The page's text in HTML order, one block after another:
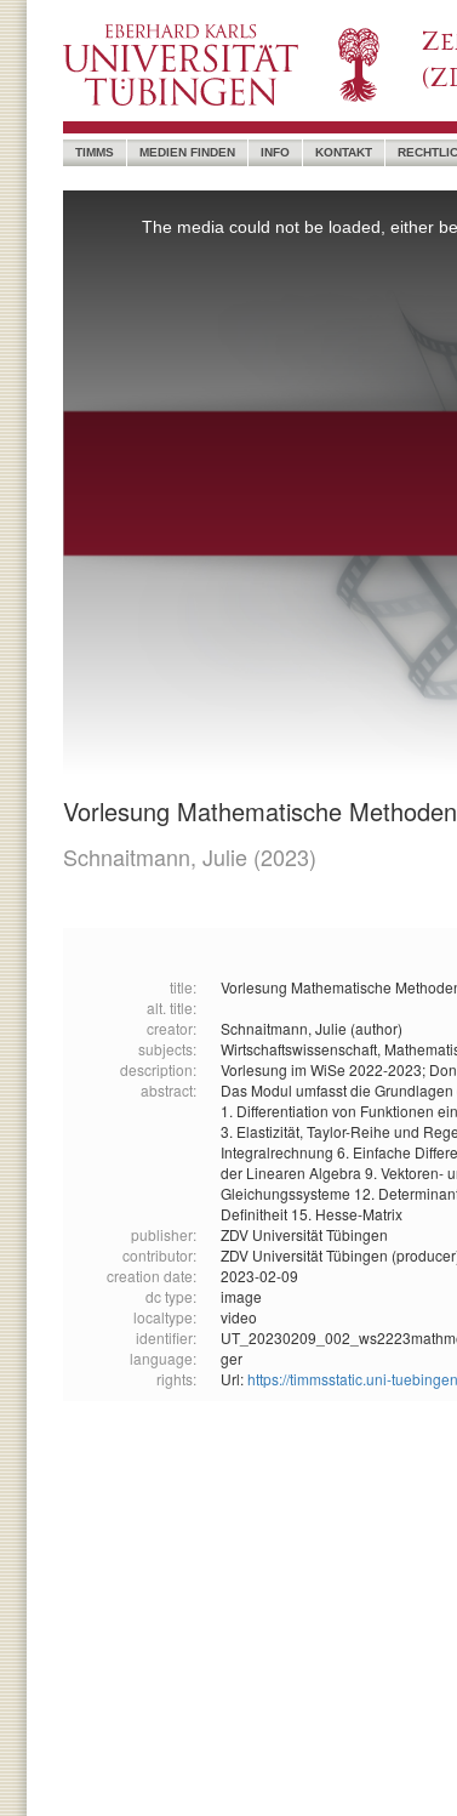
TIMMS MEDIEN FINDEN INFO KONTAKT
Vorlesung Mathematische
Schnaitmann, Julie (2023)
title:
Vorlesung Mathematische
alt. title:
creator:
Schnaitmann, Julie (author)
subjects:
Wirtschaftswissenschaft,
description:
Vorlesung im WiSe 2022-2023;
abstract:
Das Modul umfasst die
1. Differentiation von Funktionen
3. Elastizität, Taylor-Reihe und
Integralrechnung 6. Einfache
der Linearen Algebra 9. Vektoren-
Gleichungssysteme 12.
Definitheit 15. Hesse-Matrix
publisher:
ZDV Universität Tübingen
contributor:
ZDV Universität Tübingen
creation date:
2023-02-09
dc type:
image
localtype:
video
identifier:
language:
ger
rights:
Url:https://timmsstatic.uni-